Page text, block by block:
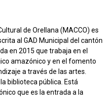
de Orellana (MACCO) es
al GAD Municipal del cantón
en 2015 que trabaja en el
amazónico y en el fomento
a través de las artes.
biblioteca pública. Está
que es la entrada a la